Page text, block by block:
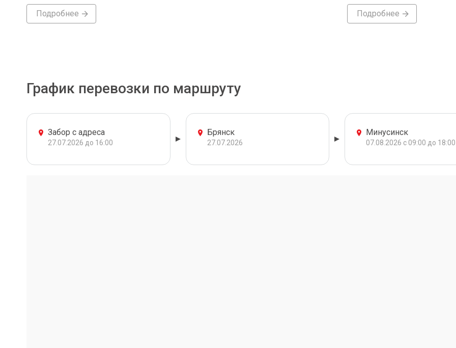
Подробнее Подробнее
График перевозки по маршруту
Забор с адреса
27.07.2026 до 16:00
Брянск
27.07.2026
Минусинск
07.08.2026 с 09:00 до 18:00